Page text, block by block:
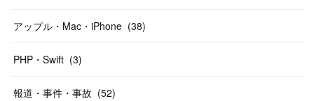
アップル・Mac・iPhone (38)
PHP・Swift (3)
報道・事件・事故 (52)